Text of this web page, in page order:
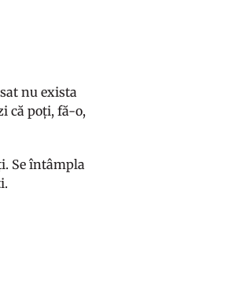
nu exista
că poți, fă-o,
Se întâmpla